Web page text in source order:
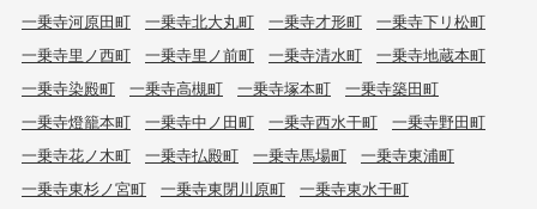
一乗寺河原田町
一乗寺北大丸町 一乗寺才形町
一乗寺下リ松町
一乗寺里ノ西町
一乗寺里ノ前町 一乗寺清水町
一乗寺地蔵本町
一乗寺染殿町
一乗寺高槻町 一乗寺塚本町
一乗寺築田町
一乗寺燈籠本町
一乗寺中ノ田町 一乗寺西水干町
一乗寺野田町
一乗寺花ノ木町
一乗寺払殿町 一乗寺馬場町
一乗寺東浦町
一乗寺東杉ノ宮町
一乗寺東閉川原町
一乗寺東水干町